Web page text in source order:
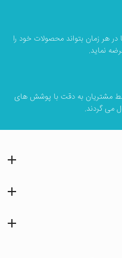
هر زمان بتواند محصولات خود را
نماید.
مشتریان به دقت با پوشش های
می گردند.